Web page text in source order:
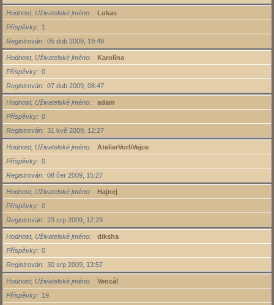
Hodnost, Uživatelské jméno
Lukas
Příspěvky
1
Registrován
05 dub 2009, 19:49
Hodnost, Uživatelské jméno
Karolína
Příspěvky
0
Registrován
07 dub 2009, 08:47
Hodnost, Uživatelské jméno
adam
Příspěvky
0
Registrován
31 kvě 2009, 12:27
Hodnost, Uživatelské jméno
AtelierVorliVejce
Příspěvky
0
Registrován
08 čer 2009, 15:27
Hodnost, Uživatelské jméno
Hajnej
Příspěvky
0
Registrován
23 srp 2009, 12:29
Hodnost, Uživatelské jméno
diksha
Příspěvky
0
Registrován
30 srp 2009, 13:57
Hodnost, Uživatelské jméno
Vencál
Příspěvky
19